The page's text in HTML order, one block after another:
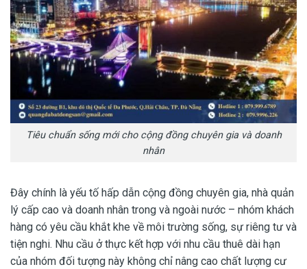
Tiêu chuẩn sống mới cho cộng đồng chuyên gia và doanh
nhân
Đây chính là yếu tố hấp dẫn cộng đồng chuyên gia, nhà quản
lý cấp cao và doanh nhân trong và ngoài nước – nhóm khách
hàng có yêu cầu khắt khe về môi trường sống, sự riêng tư và
tiện nghi. Nhu cầu ở thực kết hợp với nhu cầu thuê dài hạn
của nhóm đối tượng này không chỉ nâng cao chất lượng cư